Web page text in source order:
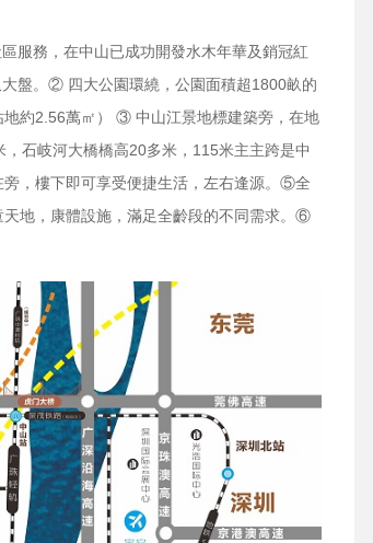
服務，在中山已成功開發水木年華及銷冠紅
盤。 ② 四大公園環繞，公園面積超1800畝的
約2.56萬㎡） ③ 中山江景地標建築旁，在地
，石岐河大橋橋高20多米，115米主主跨是中
，樓下即可享受便捷生活，左右逢源。 ⑤全
地，康體設施，滿足全齡段的不同需求。 ⑥